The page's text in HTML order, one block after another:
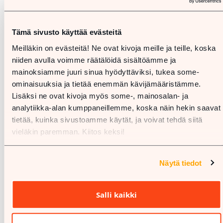
Tämä sivusto käyttää evästeitä
Meilläkin on evästeitä! Ne ovat kivoja meille ja teille, koska
niiden avulla voimme räätälöidä sisältöämme ja
mainoksiamme juuri sinua hyödyttäviksi, tukea some-
ominaisuuksia ja tietää enemmän kävijämääristämme.
Lisäksi ne ovat kivoja myös some-, mainosalan- ja
analytiikka-alan kumppaneillemme, koska näin hekin saavat
tietää, kuinka sivustoamme käytät, ja voivat tehdä siitä
vieläkin paremman. Kiitos keksi!
Näytä tiedot
Salli kaikki
%